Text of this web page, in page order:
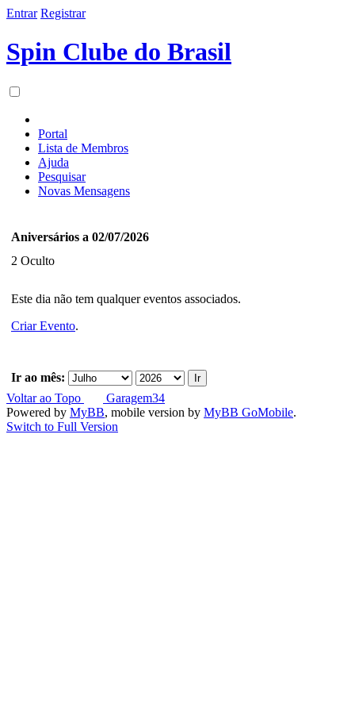
Entrar Registrar
Spin Clube do Brasil
Portal
Lista de Membros
Ajuda
Pesquisar
Novas Mensagens
Aniversários a 02/07/2026
2 Oculto
Este dia não tem qualquer eventos associados.
Criar Evento.
Ir ao mês:
Voltar ao Topo
Garagem34
Powered by MyBB, mobile version by MyBB GoMobile.
Switch to Full Version